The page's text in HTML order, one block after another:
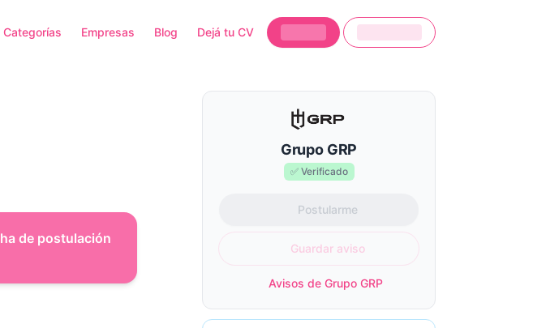
Categorías Empresas Blog Dejá tu CV
de postulación
Grupo GRP
✅ Verificado
Postularme
Guardar aviso
Avisos de Grupo GRP